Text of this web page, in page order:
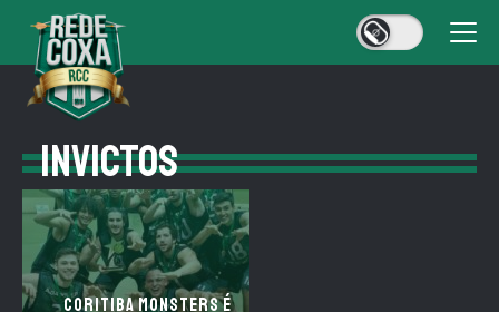
INVICTOS
Coritiba Monsters é